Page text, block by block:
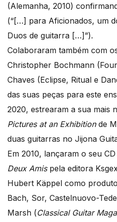
(Alemanha, 2010)
(“[…] para Aficionados, um
Duos de guitarra […]”).
Colaboraram também com
Christopher Bochmann
Chaves (Eclipse, Ritual e
das suas peças para este
2020, estrearam a sua mais
Pictures at an Exhibitionde
duas guitarras no Jijona
Em 2010, lançaram o seu
Deux Amispela editora
Hubert Käppel como
Bach, Sor, Castelnuovo-
Marsh (Classical Guitar